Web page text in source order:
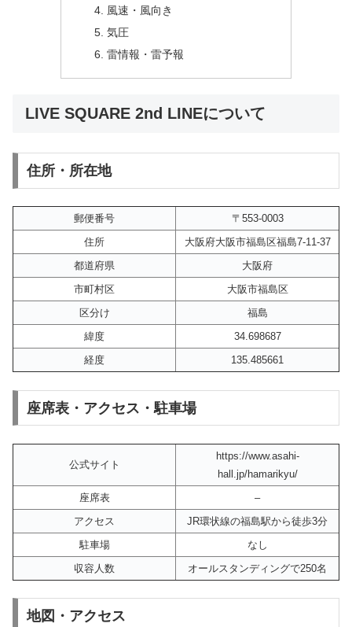
風速・風向き
気圧
雷情報・雷予報
LIVE SQUARE 2nd LINEについて
住所・所在地
郵便番号
〒553-0003
住所
大阪府大阪市福島区福島7-11-37
都道府県
大阪府
市町村区
大阪市福島区
区分け
福島
緯度
34.698687
経度
135.485661
座席表・アクセス・駐車場
公式サイト
https://www.asahi-
hall.jp/hamarikyu/
座席表
–
アクセス
JR環状線の福島駅から徒歩3分
駐車場
なし
収容人数
オールスタンディングで250名
地図・アクセス